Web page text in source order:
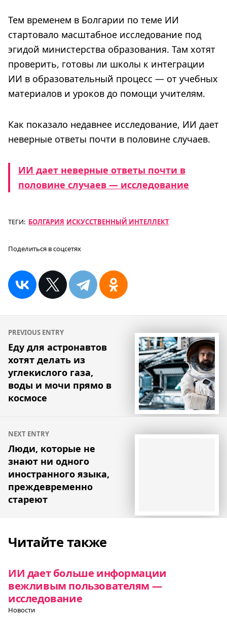
Тем временем в Болгарии по теме ИИ
стартовало масштабное исследование под
эгидой министерства образования. Там хотят
проверить, готовы ли школы к интеграции
ИИ в образовательный процесс — от учебных
материалов и уроков до помощи учителям.
Как показало недавнее исследование, ИИ дает
неверные ответы почти в половине случаев.
ИИ дает неверные ответы почти в
половине случаев — исследование
ТЕГИ: БОЛГАРИЯ ИСКУССТВЕННЫЙ ИНТЕЛЛЕКТ
Поделиться в соцсетях
Навигация
по
записям
PREVIOUS ENTRY
Еду для астронавтов
хотят делать из
углекислого газа,
воды и мочи прямо в
космосе
NEXT ENTRY
Люди, которые не
знают ни одного
иностранного языка,
преждевременно
стареют
Читайте также
ИИ дает больше информации
вежливым пользователям —
исследование
Новости